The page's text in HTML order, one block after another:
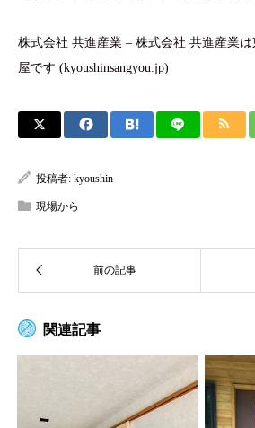
株式会社 共進産業 – 株式会社 共進産業
屋です (kyoushinsangyou.jp)
投稿者: kyoushin
現場から
関連記事